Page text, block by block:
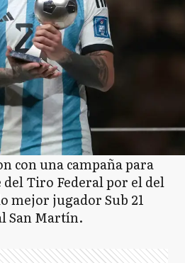
con una campaña para
Tiro Federal por el del
mejor jugador Sub 21
San Martín.